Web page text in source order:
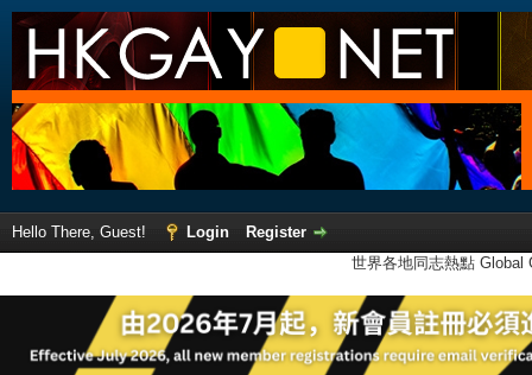
Hello There, Guest! Login
Register
世界各地同志熱點